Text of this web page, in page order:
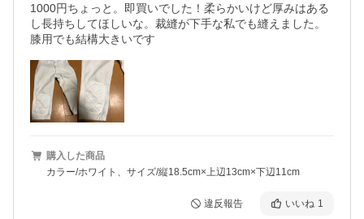
1000円ちょっと。即買いでした！柔らかいけど厚みはある
し長持ちしてほしいな。裁縫が下手な私でも縫えました。
膝用でも結構大きいです
購入した商品
カラー/ホワイト、サイズ/縦18.5cm×上辺13cm×下辺11cm
違反報告 いいね 1